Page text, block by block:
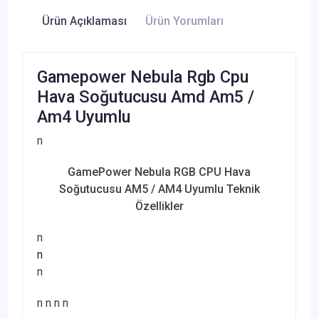
Ürün Açıklaması Ürün Yorumları
Gamepower Nebula Rgb Cpu
Hava Soğutucusu Amd Am5 /
Am4 Uyumlu
n
GamePower Nebula RGB CPU Hava
Soğutucusu AM5 / AM4 Uyumlu Teknik
Özellikler
n
n
n
n n n n